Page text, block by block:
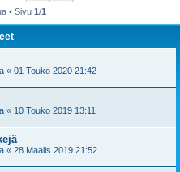
• Sivu 1/1
« 01 Touko 2020 21:42
« 10 Touko 2019 13:11
« 28 Maalis 2019 21:52